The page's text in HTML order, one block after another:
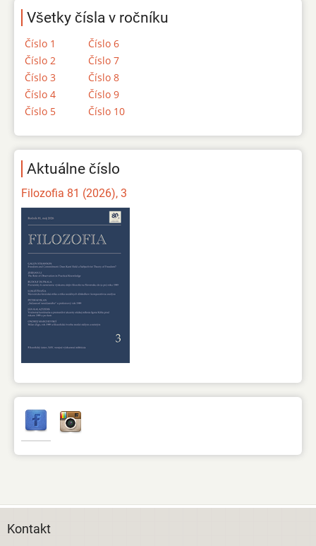
Všetky čísla v ročníku
Číslo 1
Číslo 2
Číslo 3
Číslo 4
Číslo 5
Číslo 6
Číslo 7
Číslo 8
Číslo 9
Číslo 10
Aktuálne číslo
Filozofia 81 (2026), 3
Kontakt